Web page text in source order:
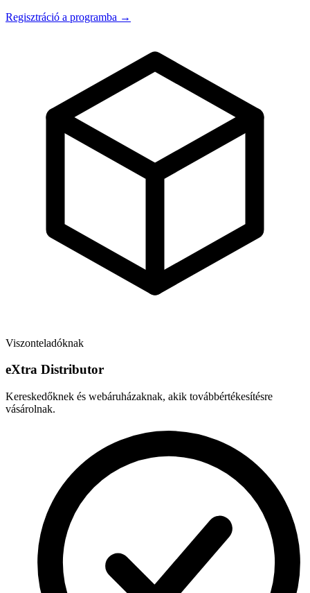
Regisztráció a programba →
Viszonteladóknak
eXtra Distributor
Kereskedőknek és webáruházaknak, akik továbbértékesítésre
vásárolnak.